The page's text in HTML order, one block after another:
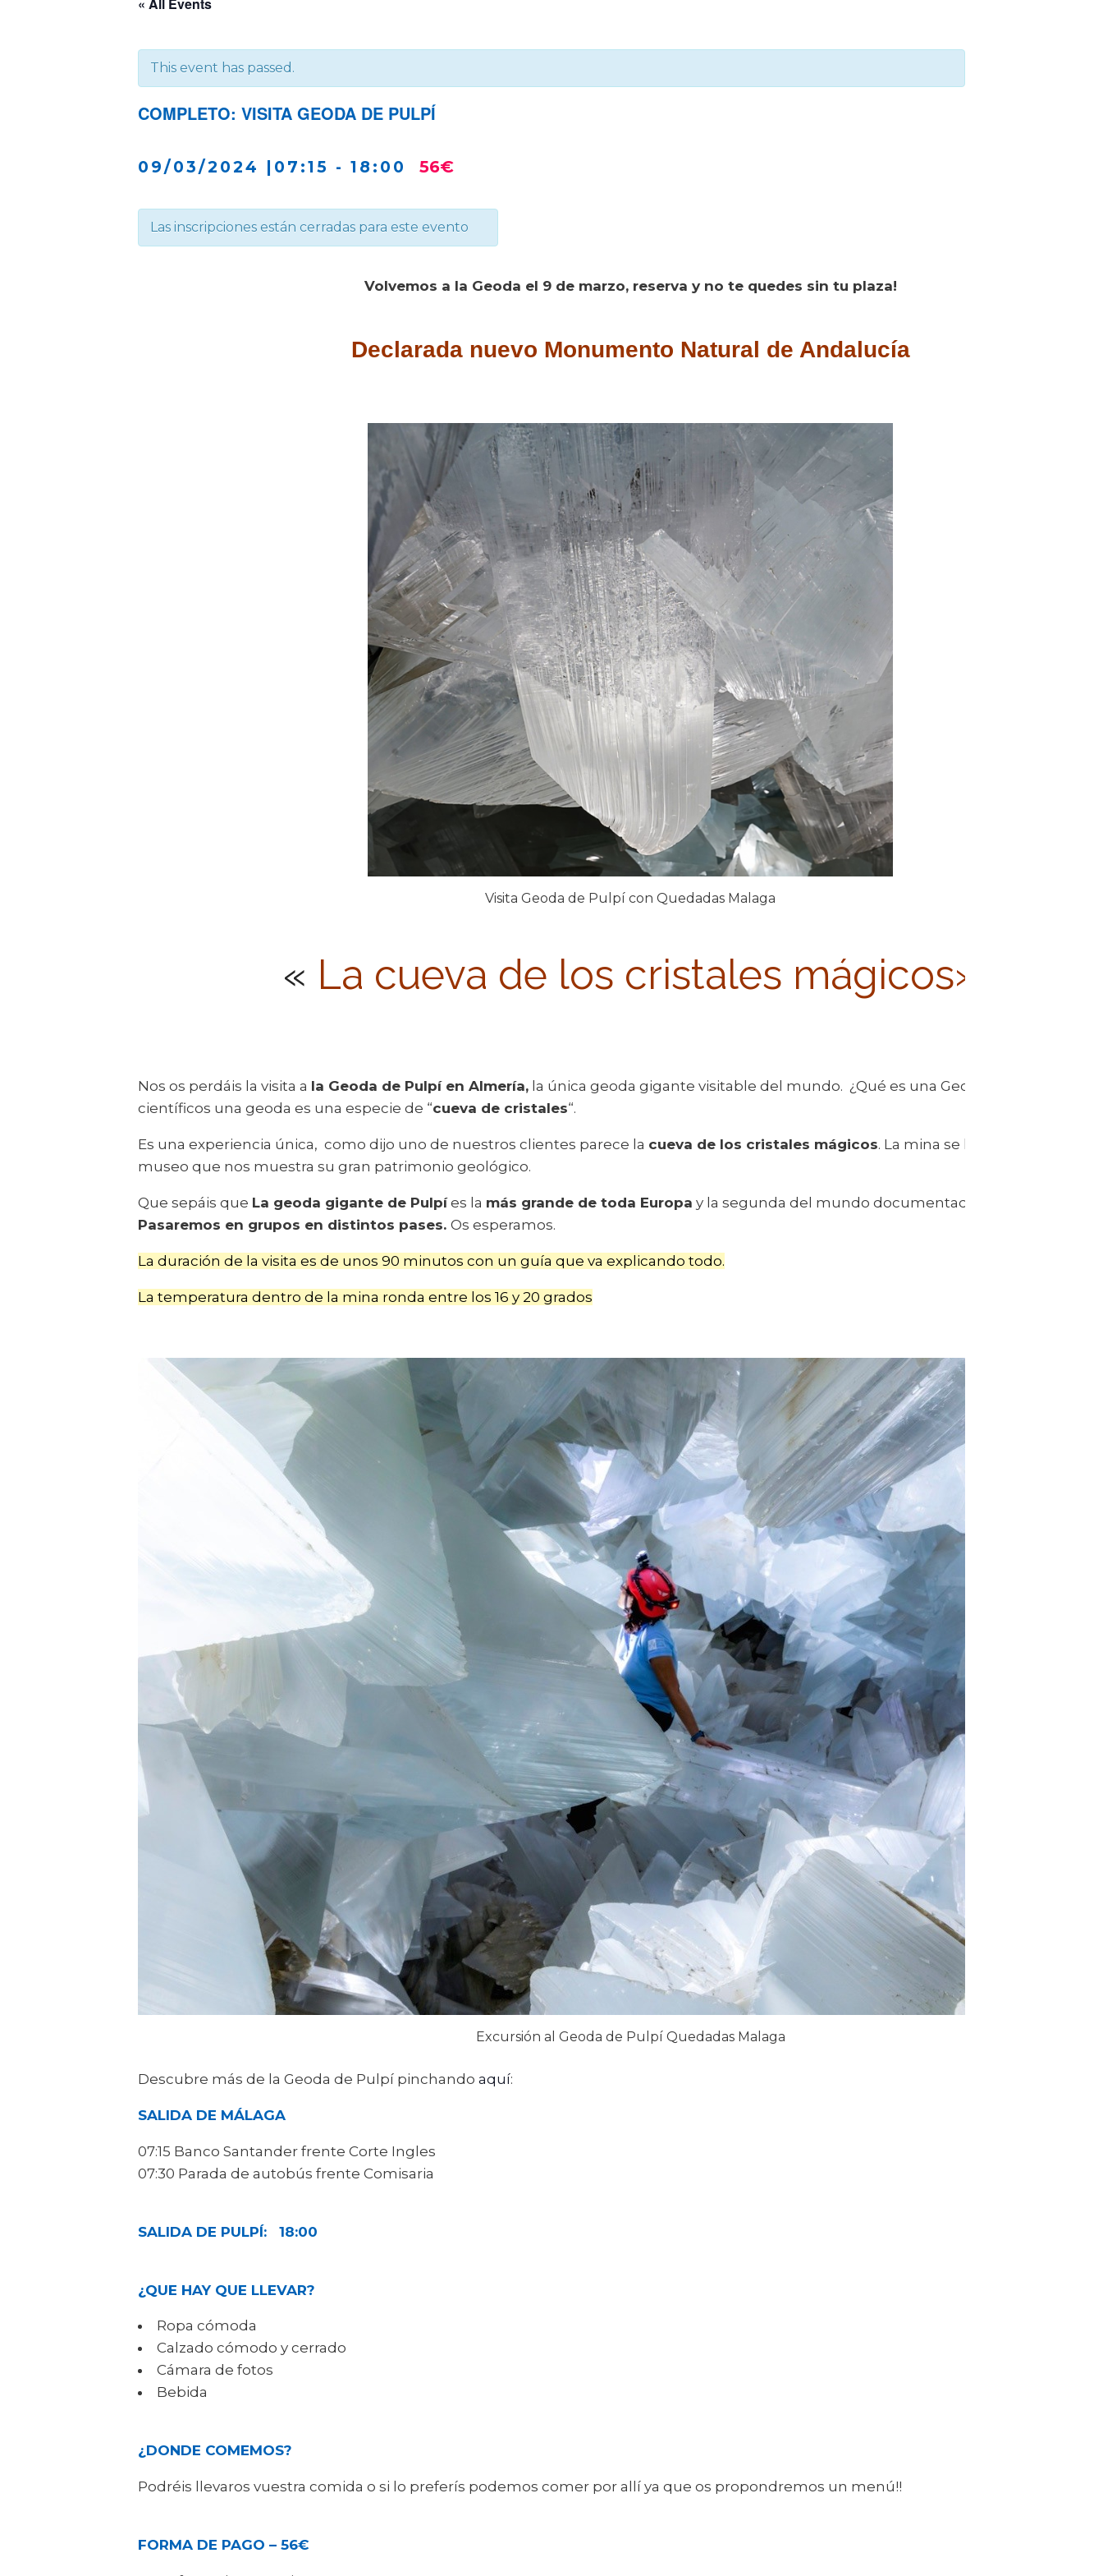
This event has passed.
COMPLETO: VISITA GEODA DE PULPÍ
09/03/2024 |07:15 - 18:00 56€
Las inscripciones están cerradas para este evento
Volvemos a la Geoda el 9 de marzo, reserva y no te quedes sin tu plaza!
Declarada nuevo Monumento Natural de Andalucía
Visita Geoda de Pulpí con Quedadas Malaga
« La cueva de los cristales mágicos»
Nos os perdáis la visita a la Geoda de Pulpí en Almería, la única geoda gigante visitable del mundo. ¿Qué es una Geoda? En términos
científicos una geoda es una especie de “cueva de cristales“.
Es una experiencia única, como dijo uno de nuestros clientes parece la cueva de los cristales mágicos. La mina se ha convertido en
museo que nos muestra su gran patrimonio geológico.
Que sepáis que La geoda gigante de Pulpíes la más grande de toda Europa y la segunda del mundo documentada hasta la fecha.
Pasaremos en grupos en distintos pases. Os esperamos.
La duración de la visita es de unos 90 minutos con un guía que va explicando todo.
La temperatura dentro de la mina ronda entre los 16 y 20 grados
Excursión al Geoda de Pulpí Quedadas Malaga
Descubre más de la Geoda de Pulpí pinchando aquí:
SALIDA DE MÁLAGA
07:15 Banco Santander frente Corte Ingles
07:30 Parada de autobús frente Comisaria
SALIDA DE PULPÍ: 18:00
¿QUE HAY QUE LLEVAR?
Ropa cómoda
Calzado cómodo y cerrado
Cámara de fotos
Bebida
¿DONDE COMEMOS?
Podréis llevaros vuestra comida o si lo preferís podemos comer por allí ya que os propondremos un menú!!
FORMA DE PAGO – 56€